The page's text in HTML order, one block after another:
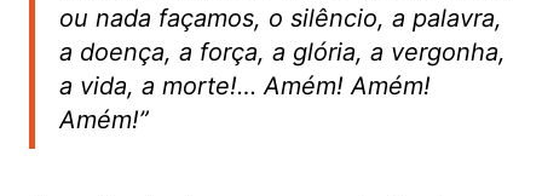
ou nada façamos, o silêncio, a palavra,
a doença, a força, a glória, a vergonha,
a vida, a morte!… Amém! Amém!
Amém!”